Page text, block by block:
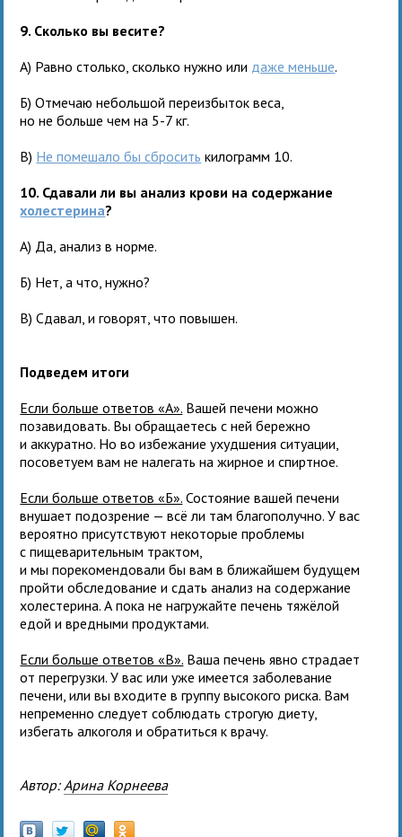
9. Сколько вы весите?
А) Равно столько, сколько нужно или даже меньше.
Б) Отмечаю небольшой переизбыток веса,
но не больше чем на 5-7 кг.
В) Не помешало бы сбросить килограмм 10.
10. Сдавали ли вы анализ крови на содержание
холестерина?
А) Да, анализ в норме.
Б) Нет, а что, нужно?
В) Сдавал, и говорят, что повышен.
Подведем итоги
Если больше ответов «А». Вашей печени можно
позавидовать. Вы обращаетесь с ней бережно
и аккуратно. Но во избежание ухудшения ситуации,
посоветуем вам не налегать на жирное и спиртное.
Если больше ответов «Б». Состояние вашей печени
внушает подозрение — всё ли там благополучно. У вас
вероятно присутствуют некоторые проблемы
с пищеварительным трактом,
и мы порекомендовали бы вам в ближайшем будущем
пройти обследование и сдать анализ на содержание
холестерина. А пока не нагружайте печень тяжёлой
едой и вредными продуктами.
Если больше ответов «В». Ваша печень явно страдает
от перегрузки. У вас или уже имеется заболевание
печени, или вы входите в группу высокого риска. Вам
непременно следует соблюдать строгую диету,
избегать алкоголя и обратиться к врачу.
Автор: Арина Корнеева